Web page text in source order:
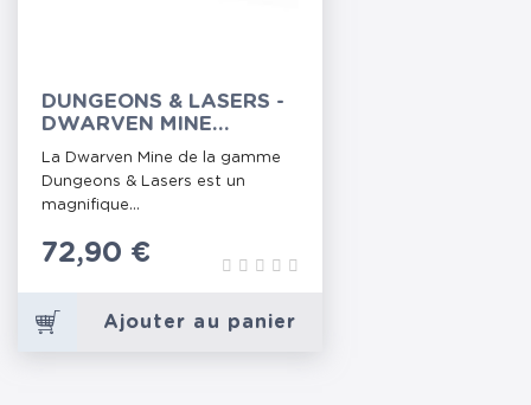
DUNGEONS & LASERS -
DWARVEN MINE
La Dwarven Mine de la gamme
Dungeons & Lasers est un
magnifique...
Prix
72,90 €
Ajouter au panier